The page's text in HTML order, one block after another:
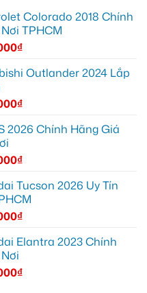
Colorado 2018 Chính
TPHCM
₫
Outlander 2024 Lắp
₫
2026 Chính Hãng Giá
₫
Tucson 2026 Uy Tín
₫
Elantra 2023 Chính
₫